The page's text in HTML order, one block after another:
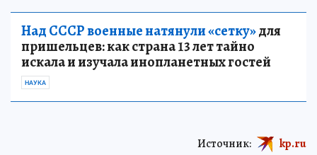
Над СССР военные натянули «сетку»для
пришельцев: как страна 13 лет тайно
искала и изучала инопланетных гостей
НАУКА
Источник: kp.ru